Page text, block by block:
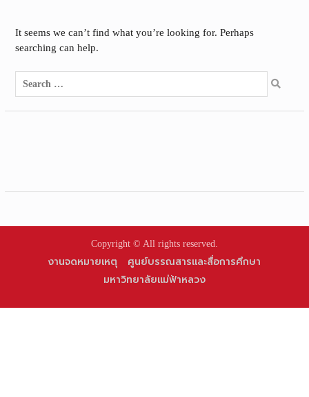
It seems we can’t find what you’re looking for. Perhaps
searching can help.
Search
for:
Copyright © All rights reserved.
งานจดหมายเหตุ
ศูนย์บรรณสารและสื่อการศึกษา
มหาวิทยาลัยแม่ฟ้าหลวง